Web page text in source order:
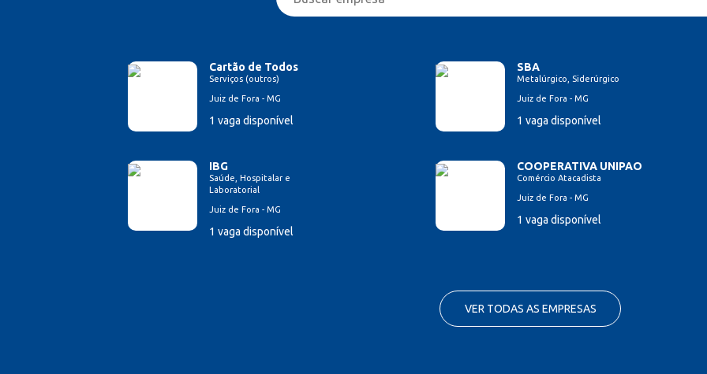
Cartão de Todos
Serviços (outros)
Juiz de Fora - MG
1 vaga disponível
SBA
Metalúrgico, Siderúrgico
Juiz de Fora - MG
1 vaga disponível
IBG
Saúde, Hospitalar e
Laboratorial
Juiz de Fora - MG
1 vaga disponível
COOPERATIVA UNIPAO
Comércio Atacadista
Juiz de Fora - MG
1 vaga disponível
VER TODAS AS EMPRESAS